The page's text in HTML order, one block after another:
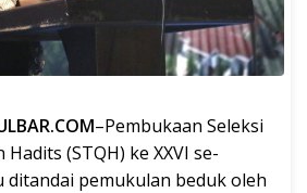
–Pembukaan Seleksi
(STQH) ke XXVI se-
ditandai pemukulan beduk oleh